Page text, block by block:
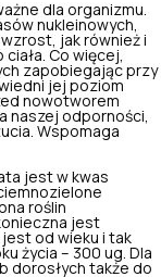
dla organizmu.
nukleinowych,
jak również i
Co więcej,
zapobiegając przy
jej poziom
nowotworem
naszej odporności,
Wspomaga
jest w kwas
roślin
jest
od wieku i tak
życia – 300 ug. Dla
dorosłych także do